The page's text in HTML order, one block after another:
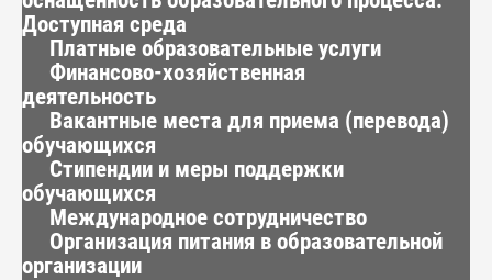
Доступная среда
Платные образовательные услуги
Финансово-хозяйственная
деятельность
Вакантные места для приема (перевода)
обучающихся
Стипендии и меры поддержки
обучающихся
Международное сотрудничество
Организация питания в образовательной
организации